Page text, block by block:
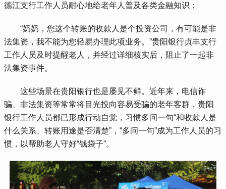
德江支行工作人员耐心地给老年人普及各类金融知识；
“奶奶，您这个转账的收款人是个投资公司，有可能是非
法集资，我不能为您轻易办理此项业务。”贵阳银行贞丰支行
工作人员及时提醒老人，并经过详细核实后，阻止了一起非
法集资事件。
这些场景在贵阳银行也是屡见不鲜。近年来，电信诈
骗、非法集资等常常将目光投向容易受骗的老年客群，贵阳
银行工作人员都已形成行动自觉，习惯多问一句“和收款人是
什么关系、转账用途是否清楚”，“多问一句”成为工作人员的习
惯，以帮助老人守好“钱袋子”。